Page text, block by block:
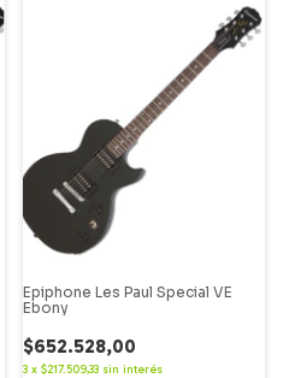
Epiphone Les Paul Special VE
Ebony
$652.528,00
3 x $217.509,33 sin interés